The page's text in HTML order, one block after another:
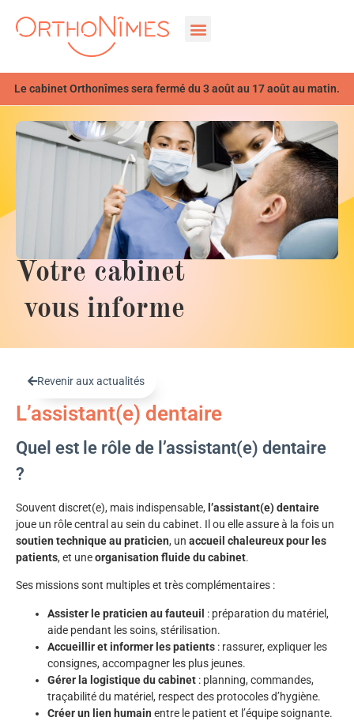
Le cabinet Orthonîmes sera fermé du 3 août au 17 août au matin.
Votre cabinet
vous informe
Revenir aux actualités
L’assistant(e) dentaire
Quel est le rôle de l’assistant(e) dentaire
?
Souvent discret(e), mais indispensable, l’assistant(e) dentaire
joue un rôle central au sein du cabinet. Il ou elle assure à la fois un
soutien technique au praticien, un accueil chaleureux pour les
patients, et uneorganisation fluide du cabinet.
Ses missions sont multiples et très complémentaires :
Assister le praticien au fauteuil : préparation du matériel,
aide pendant les soins, stérilisation.
Accueillir et informer les patients : rassurer, expliquer les
consignes, accompagner les plus jeunes.
Gérer la logistique du cabinet : planning, commandes,
traçabilité du matériel, respect des protocoles d’hygiène.
Créer un lien humain entre le patient et l’équipe soignante.